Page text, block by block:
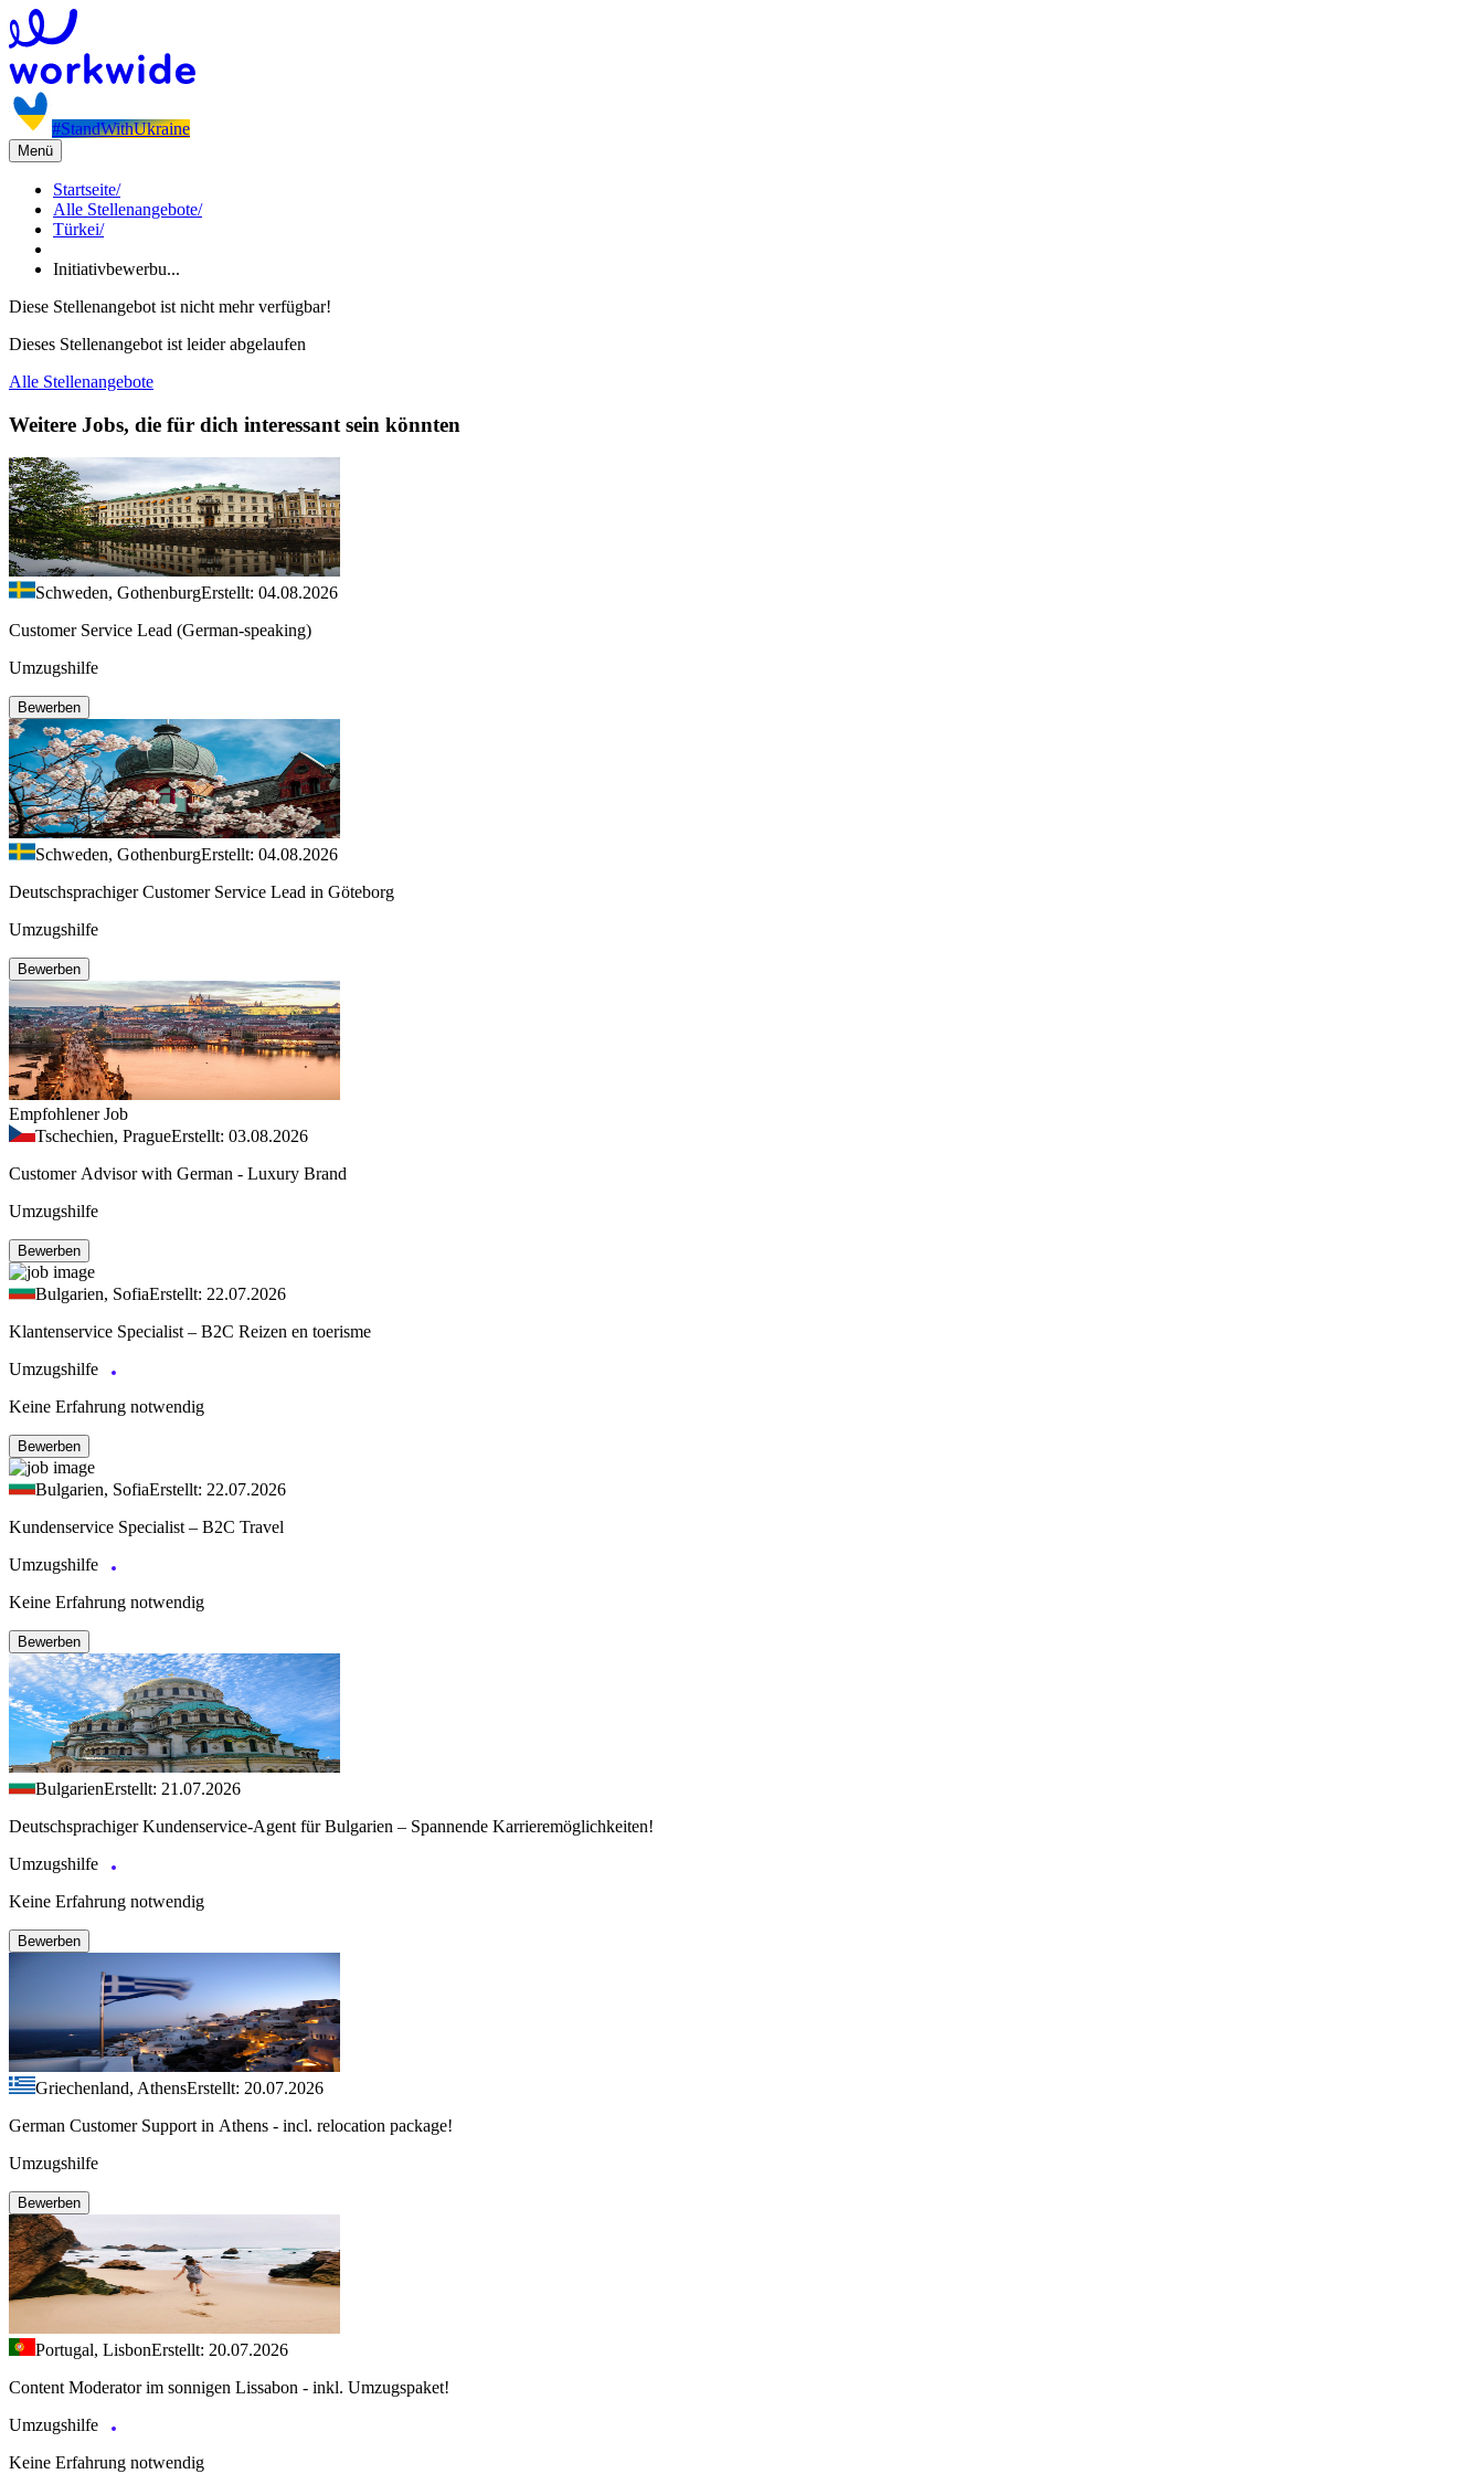
#StandWithUkraine
Menü
Startseite/
Alle Stellenangebote/
Türkei/
Initiativbewerbu...
Diese Stellenangebot ist nicht mehr verfügbar!
Dieses Stellenangebot ist leider abgelaufen
Alle Stellenangebote
Weitere Jobs, die für dich interessant sein könnten
Schweden, GothenburgErstellt: 04.08.2026
Customer Service Lead (German-speaking)
Umzugshilfe
Bewerben
Schweden, GothenburgErstellt: 04.08.2026
Deutschsprachiger Customer Service Lead in Göteborg
Umzugshilfe
Bewerben
Empfohlener Job
Tschechien, PragueErstellt: 03.08.2026
Customer Advisor with German - Luxury Brand
Umzugshilfe
Bewerben
Bulgarien, SofiaErstellt: 22.07.2026
Klantenservice Specialist – B2C Reizen en toerisme
Umzugshilfe
Keine Erfahrung notwendig
Bewerben
Bulgarien, SofiaErstellt: 22.07.2026
Kundenservice Specialist – B2C Travel
Umzugshilfe
Keine Erfahrung notwendig
Bewerben
BulgarienErstellt: 21.07.2026
Deutschsprachiger Kundenservice-Agent für Bulgarien – Spannende Karrieremöglichkeiten!
Umzugshilfe
Keine Erfahrung notwendig
Bewerben
Griechenland, AthensErstellt: 20.07.2026
German Customer Support in Athens - incl. relocation package!
Umzugshilfe
Bewerben
Portugal, LisbonErstellt: 20.07.2026
Content Moderator im sonnigen Lissabon - inkl. Umzugspaket!
Umzugshilfe
Keine Erfahrung notwendig